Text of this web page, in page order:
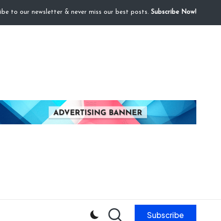
to our newsletter & never miss our best posts. Subscribe Now!
Subscribe